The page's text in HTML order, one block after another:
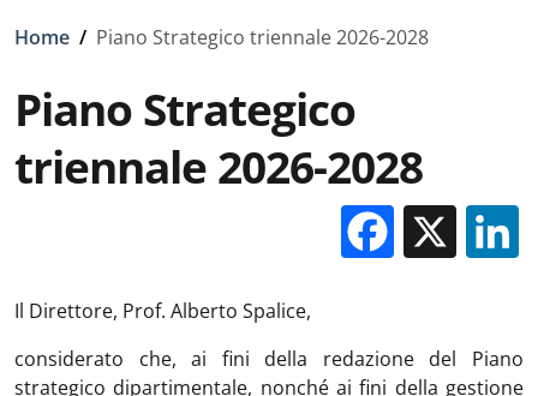
Breadcrumb
Home / Piano Strategico triennale 2026-2028
Piano Strategico
triennale 2026-2028
X
Il Direttore, Prof. Alberto Spalice,
considerato che, ai fini della redazione del Piano
strategico dipartimentale, nonché ai fini della gestione